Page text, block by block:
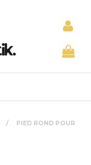
PIED ROND POUR